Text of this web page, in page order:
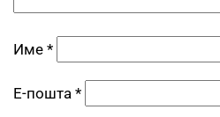
Име *
Е-пошта *